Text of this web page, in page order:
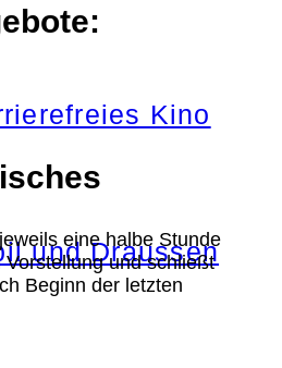
Kino
und Draussen
eine halbe Stunde
und schließt
Beginn der letzten